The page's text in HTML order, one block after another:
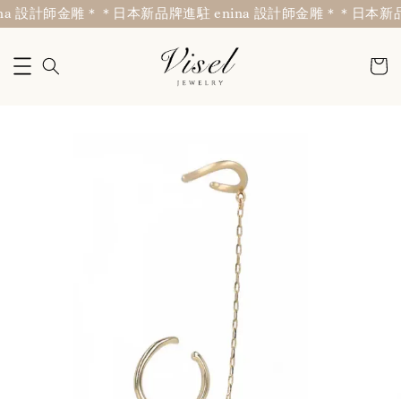
設計師金雕＊＊日本新品牌進駐 enina 設計師金雕＊＊日本新